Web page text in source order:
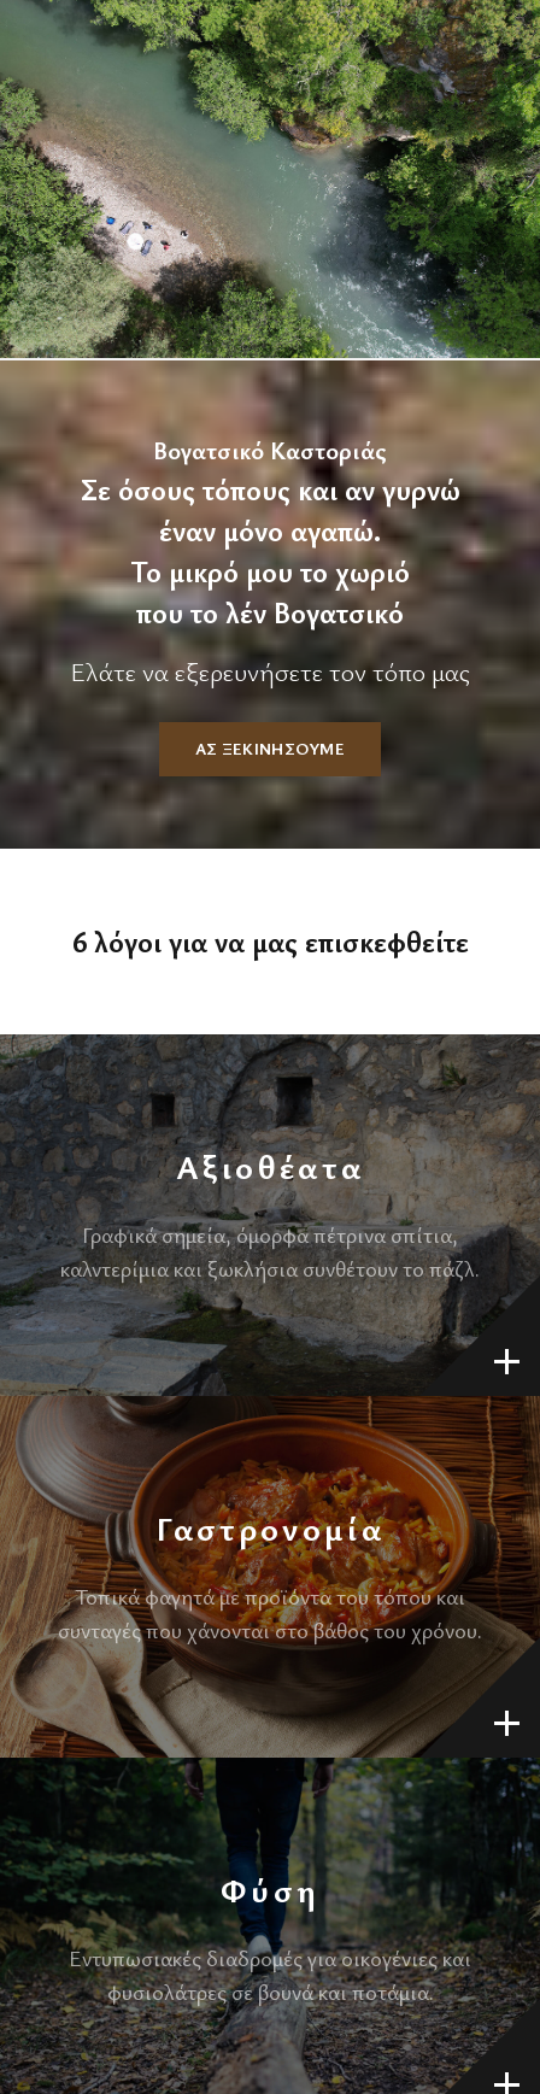
Βογατσικό Καστοριάς
Σε όσους τόπους και αν γυρνώ
έναν μόνο αγαπώ.
Το μικρό μου το χωριό
που το λέν Βογατσικό
Ελάτε να εξερευνήσετε τον τόπο μας
ΑΣ ΞΕΚΙΝΗΣΟΥΜΕ
6 λόγοι για να μας επισκεφθείτε
Αξιοθέατα
Γραφικά σημεία, όμορφα πέτρινα σπίτια,
καλντερίμια και ξωκλήσια συνθέτουν το πάζλ.
Γαστρονομία
Τοπικά φαγητά με προϊόντα του τόπου και
συνταγές που χάνονται στο βάθος του χρόνου.
Φύση
Εντυπωσιακές διαδρομές για οικογένιες και
φυσιολάτρες σε βουνά και ποτάμια.